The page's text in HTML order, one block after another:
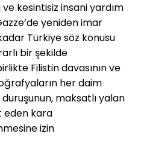
kesintisiz insani yardım
yeniden imar
Türkiye söz konusu
bir şekilde
Filistin davasının ve
her daim
maksatlı yalan
eden kara
izin